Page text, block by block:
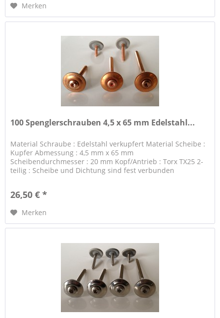
Merken
100 Spenglerschrauben 4,5 x 65 mm Edelstahl...
Material Schraube : Edelstahl verkupfert Material Scheibe :
Kupfer Abmessung : 4,5 mm x 65 mm
Scheibendurchmesser : 20 mm Kopf/Antrieb : Torx TX25 2-
teilig : Scheibe und Dichtung sind fest verbunden
26,50 € *
Merken